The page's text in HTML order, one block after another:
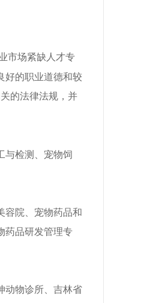
市场紧缺人才专
好的职业道德和较
的法律法规，并
与检测、宠物饲
容院、宠物药品和
药品研发管理专
动物诊所、吉林省